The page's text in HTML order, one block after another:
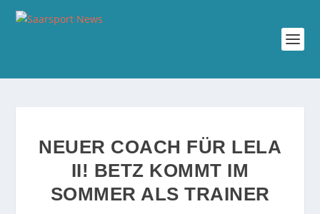
NEUER COACH FÜR LELA
II! BETZ KOMMT IM
SOMMER ALS TRAINER